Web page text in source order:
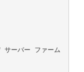
ーバー ファーム